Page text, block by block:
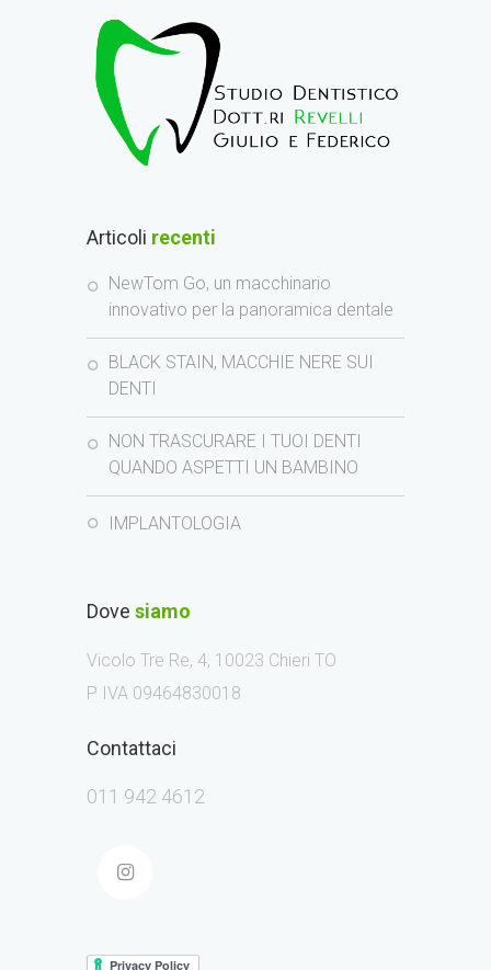
Articoli recenti
NewTom Go, un macchinario
innovativo per la panoramica dentale
BLACK STAIN, MACCHIE NERE SUI
DENTI
NON TRASCURARE I TUOI DENTI
QUANDO ASPETTI UN BAMBINO
IMPLANTOLOGIA
Dove siamo
Vicolo Tre Re, 4, 10023 Chieri TO
P IVA 09464830018
Contattaci
011 942 4612